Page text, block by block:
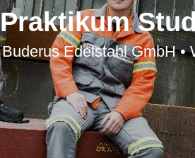
Praktikum
Buderus Edelstahl GmbH •